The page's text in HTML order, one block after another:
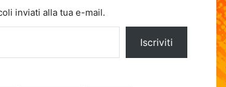
inviati alla tua e-mail.
Iscriviti